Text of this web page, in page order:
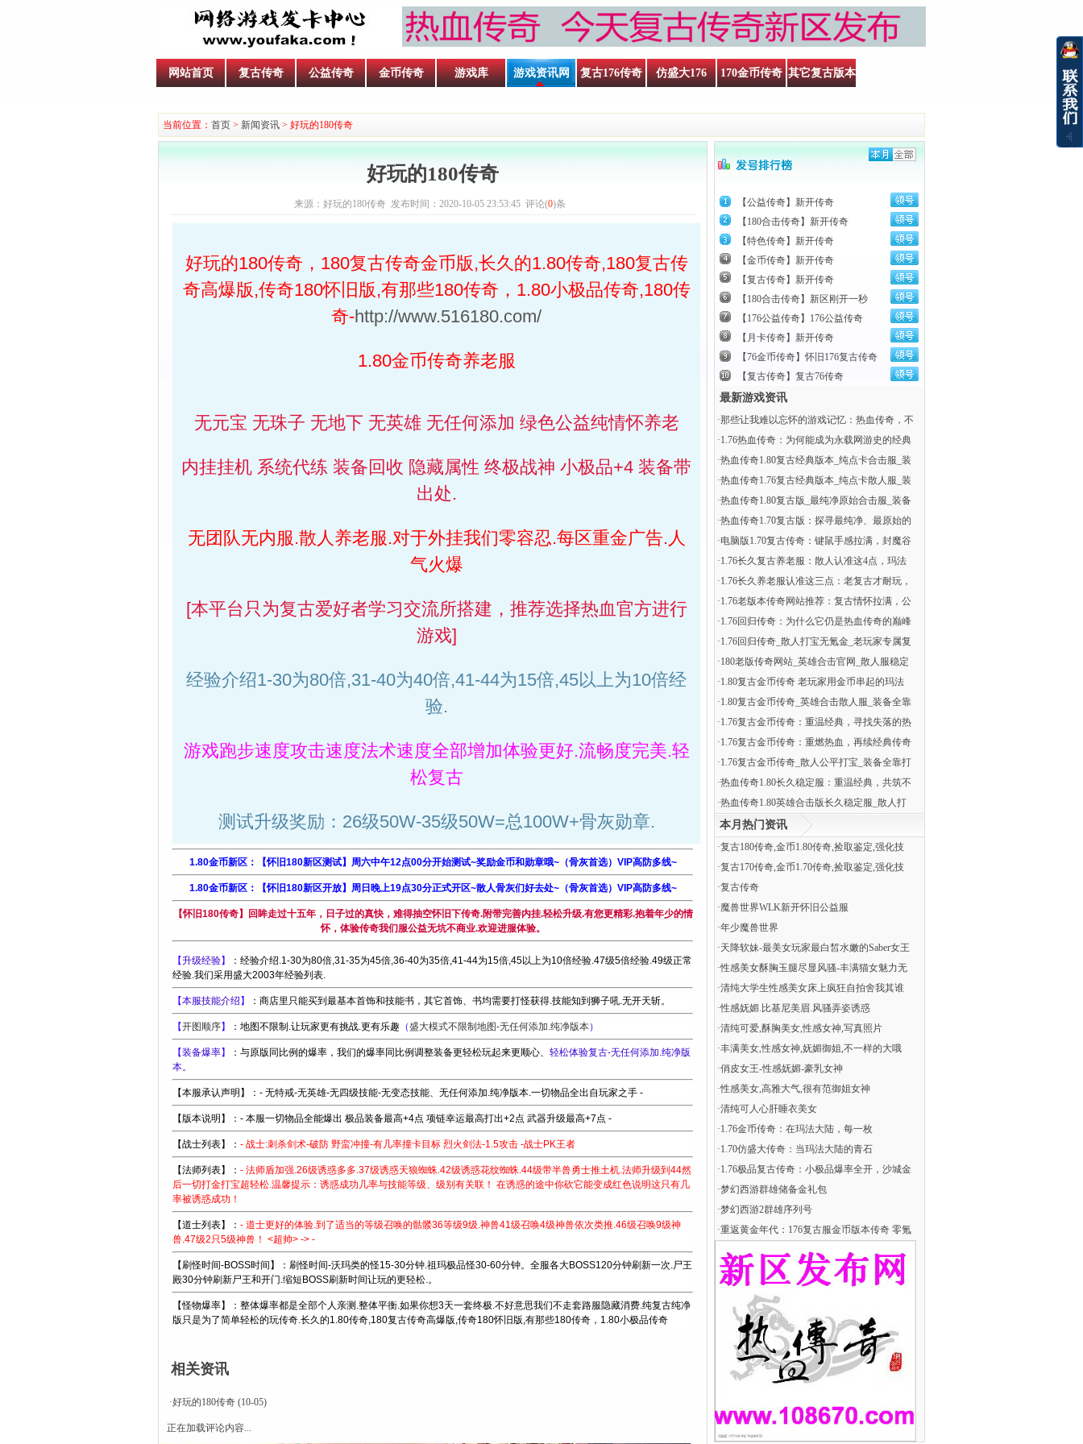
网站首页 复古传奇 公益传奇 金币传奇 游戏库 游戏资讯网 复古176传奇 仿盛大176 170金币传奇 其它复古版本
当前位置： 首页 > 新闻资讯 > 好玩的180传奇
好玩的180传奇
来源：好玩的180传奇 发布时间：2020-10-05 23:53:45 评论(0)条
好玩的180传奇，180复古传奇金币版,长久的1.80传奇,180复古传
奇高爆版,传奇180怀旧版,有那些180传奇，1.80小极品传奇,180传
奇-http://www.516180.com/
1.80金币传奇养老服
无元宝 无珠子 无地下 无英雄 无任何添加 绿色公益纯情怀养老
内挂挂机 系统代练 装备回收 隐藏属性 终极战神 小极品+4 装备带
出处.
无团队无内服.散人养老服.对于外挂我们零容忍.每区重金广告.人
气火爆
[本平台只为复古爱好者学习交流所搭建，推荐选择热血官方进行
游戏]
经验介绍1-30为80倍,31-40为40倍,41-44为15倍,45以上为10倍经
验.
游戏跑步速度攻击速度法术速度全部增加体验更好.流畅度完美.轻
松复古
测试升级奖励：26级50W-35级50W=总100W+骨灰勋章.
1.80金币新区：【怀旧180新区测试】周六中午12点00分开始测试~奖励金币和勋章哦~（骨灰首选）VIP高防多线~
1.80金币新区：【怀旧180新区开放】周日晚上19点30分正式开区~散人骨灰们好去处~（骨灰首选）VIP高防多线~
【怀旧180传奇】回眸走过十五年，日子过的真快，难得抽空怀旧下传奇.附带完善内挂.轻松升级.有您更精彩.抱着年少的情
怀，体验传奇我们服公益无坑不商业.欢迎进服体验。
【升级经验】
：经验介绍.1-30为80倍,31-35为45倍,36-40为35倍,41-44为15倍,45以上为10倍经验.47级5倍经验.49级正常
经验.我们采用盛大2003年经验列表.
【本服技能介绍 】 ：商店里只能买到最基本首饰和技能书，其它首饰、书均需要打怪获得.技能知到狮子吼.无开天斩。
【开图顺序】 ：地图不限制.让玩家更有挑战.更有乐趣 （盛大模式不限制地图-无任何添加.纯净版本）
【装备爆率】 ：与原版同比例的爆率，我们的爆率同比例调整装备更轻松玩起来更顺心、 轻松体验复古-无任何添加.纯净版
本。
【本服承认声明】：- 无特戒-无英雄-无四级技能-无变态技能、无任何添加.纯净版本.一切物品全出自玩家之手 -
【版本说明】：- 本服一切物品全能爆出 极品装备最高+4点 项链幸运最高打出+2点 武器升级最高+7点 -
【战士列表】： - 战士:刺杀剑术-破防 野蛮冲撞-有几率撞卡目标 烈火剑法-1.5攻击 -战士PK王者
【法师列表】： - 法师盾加强.26级诱惑多多.37级诱惑天狼蜘蛛.42级诱惑花纹蜘蛛.44级带半兽勇士推土机.法师升级到44然
后一切打金打宝超轻松.温馨提示：诱惑成功几率与技能等级、级别有关联！ 在诱惑的途中你砍它能变成红色说明这只有几
率被诱惑成功！
【道士列表】： - 道士更好的体验.到了适当的等级召唤的骷髅36等级9级.神兽41级召唤4级神兽依次类推.46级召唤9级神
兽.47级2只5级神兽！ <超帅> -> -
【刷怪时间-BOSS时间】：刷怪时间-沃玛类的怪15-30分钟.祖玛极品怪30-60分钟。全服各大BOSS120分钟刷新一次.尸王
殿30分钟刷新尸王和开门.缩短BOSS刷新时间让玩的更轻松.。
【怪物爆率】：整体爆率都是全部个人亲测.整体平衡.如果你想3天一套终极.不好意思我们不走套路服隐藏消费.纯复古纯净
版只是为了简单轻松的玩传奇.长久的1.80传奇,180复古传奇高爆版,传奇180怀旧版,有那些180传奇，1.80小极品传奇
相关资讯
·好玩的180传奇 (10-05)
正在加载评论内容...
【公益传奇】新开传奇
【180合击传奇】新开传奇
【特色传奇】新开传奇
【金币传奇】新开传奇
【复古传奇】新开传奇
【180合击传奇】新区刚开一秒
【176公益传奇】176公益传奇
【月卡传奇】新开传奇
【76金币传奇】怀旧176复古传奇
【复古传奇】复古76传奇
最新游戏资讯
·那些让我难以忘怀的游戏记忆：热血传奇，不
·1.76热血传奇：为何能成为永载网游史的经典
·热血传奇1.80复古经典版本_纯点卡合击服_装
·热血传奇1.76复古经典版本_纯点卡散人服_装
·热血传奇1.80复古版_最纯净原始合击服_装备
·热血传奇1.70复古版：探寻最纯净、最原始的
·电脑版1.70复古传奇：键鼠手感拉满，封魔谷
·1.76长久复古养老服：散人认准这4点，玛法
·1.76长久养老服认准这三点：老复古才耐玩，
·1.76老版本传奇网站推荐：复古情怀拉满，公
·1.76回归传奇：为什么它仍是热血传奇的巅峰
·1.76回归传奇_散人打宝无氪金_老玩家专属复
·180老版传奇网站_英雄合击官网_散人服稳定
·1.80复古金币传奇 老玩家用金币串起的玛法
·1.80复古金币传奇_英雄合击散人服_装备全靠
·1.76复古金币传奇：重温经典，寻找失落的热
·1.76复古金币传奇：重燃热血，再续经典传奇
·1.76复古金币传奇_散人公平打宝_装备全靠打
·热血传奇1.80长久稳定服：重温经典，共筑不
·热血传奇1.80英雄合击版长久稳定服_散人打
本月热门资讯
·复古180传奇,金币1.80传奇,捡取鉴定,强化技
·复古170传奇,金币1.70传奇,捡取鉴定,强化技
·复古传奇
·魔兽世界WLK新开怀旧公益服
·年少魔兽世界
·天降软妹-最美女玩家最白皙水嫩的Saber女王
·性感美女酥胸玉腿尽显风骚-丰满猫女魅力无
·清纯大学生性感美女床上疯狂自拍舍我其谁
·性感妩媚.比基尼美眉.风骚弄姿诱惑
·清纯可爱,酥胸美女,性感女神,写真照片
·丰满美女,性感女神,妩媚御姐,不一样的大哦
·俏皮女王-性感妩媚-豪乳女神
·性感美女,高雅大气,很有范御姐女神
·清纯可人心肝睡衣美女
·​1.76金币传奇：在玛法大陆，每一枚
·​1.70仿盛大传奇：当玛法大陆的青石
·1.76极品复古传奇：小极品爆率全开，沙城金
·梦幻西游群雄储备金礼包
·梦幻西游2群雄序列号
·重返黄金年代：176复古服金币版本传奇 零氪